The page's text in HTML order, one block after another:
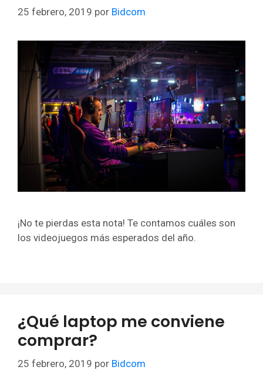
25 febrero, 2019 por Bidcom
¡No te pierdas esta nota! Te contamos cuáles son
los videojuegos más esperados del año.
¿Qué laptop me conviene
comprar?
25 febrero, 2019 por Bidcom